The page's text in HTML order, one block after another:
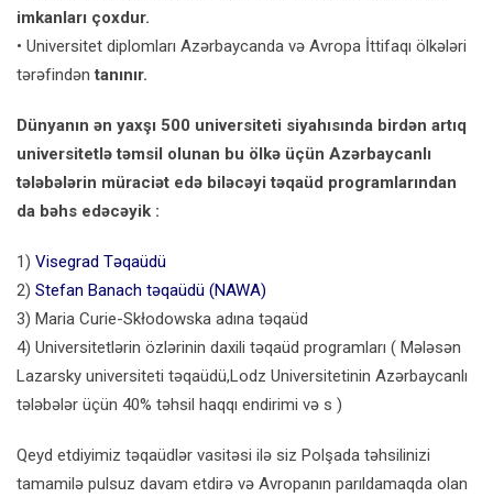
imkanları çoxdur.
• Universitet diplomları Azərbaycanda və Avropa İttifaqı ölkələri
tərəfindəntanınır.
Dünyanın ən yaxşı 500 universiteti siyahısında birdən artıq
universitetlə təmsil olunan bu ölkə üçün Azərbaycanlı
tələbələrin müraciət edə biləcəyi təqaüd programlarından
da bəhs edəcəyik :
1) Visegrad Təqaüdü
2) Stefan Banach təqaüdü (NAWA)
3) Maria Curie-Skłodowska adına təqaüd
4) Universitetlərin özlərinin daxili təqaüd programları ( Mələsən
Lazarsky universiteti təqaüdü,Lodz Universitetinin Azərbaycanlı
tələbələr üçün 40% təhsil haqqı endirimi və s )
Qeyd etdiyimiz təqaüdlər vasitəsi ilə siz Polşada təhsilinizi
tamamilə pulsuz davam etdirə və Avropanın parıldamaqda olan